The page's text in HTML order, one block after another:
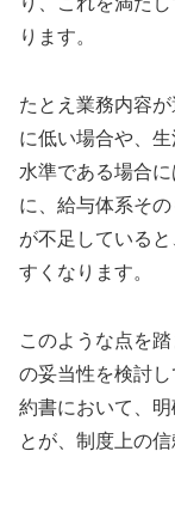
ります。
たとえ業務内容
に低い場合や、
水準である場合
に、給与体系そ
が不足している
すくなります。
このような点を
の妥当性を検討
約書において、
とが、制度上の